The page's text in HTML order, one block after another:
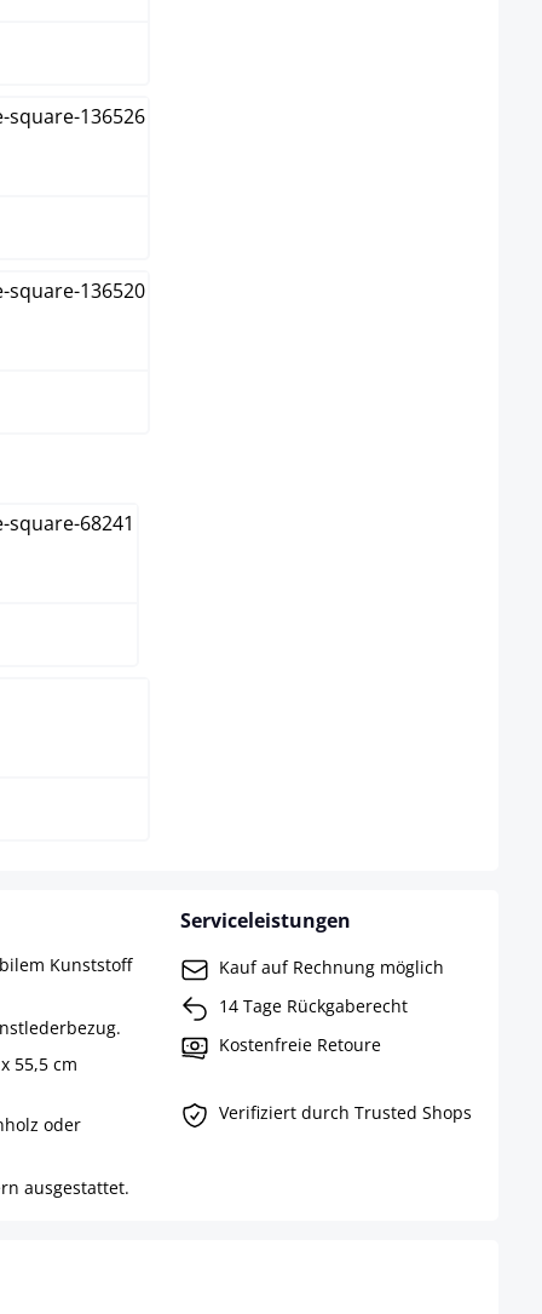
Kunststoff
55,5 cm
oder
ausgestattet.
Serviceleistungen
Kauf auf Rechnung möglich
14 Tage Rückgaberecht
Kostenfreie Retoure
Verifiziert durch Trusted Shops